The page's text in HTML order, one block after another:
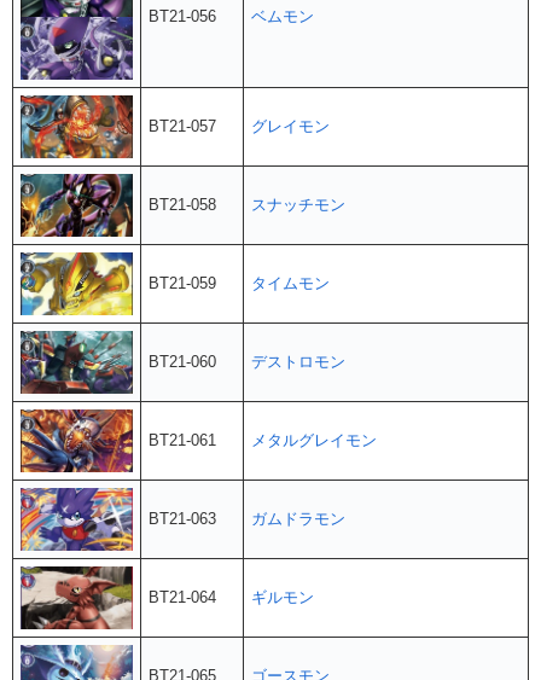
BT21-056 ベムモン
BT21-057 グレイモン
BT21-058 スナッチモン
BT21-059 タイムモン
BT21-060 デストロモン
BT21-061 メタルグレイモン
BT21-063 ガムドラモン
BT21-064 ギルモン
BT21-065 ゴースモン